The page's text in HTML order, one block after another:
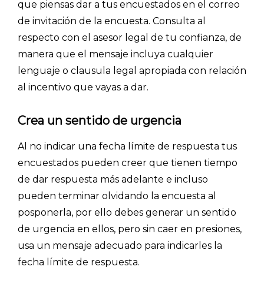
Explorar categorías:
- Consejos para tu encuesta
- Encuesta.com
que piensas dar a tus encuestados en el correo
de invitación de la encuesta. Consulta al
respecto con el asesor legal de tu confianza, de
manera que el mensaje incluya cualquier
lenguaje o clausula legal apropiada con relación
al incentivo que vayas a dar.
Crea un sentido de urgencia
Al no indicar una fecha límite de respuesta tus
encuestados pueden creer que tienen tiempo
de dar respuesta más adelante e incluso
pueden terminar olvidando la encuesta al
posponerla, por ello debes generar un sentido
de urgencia en ellos, pero sin caer en presiones,
usa un mensaje adecuado para indicarles la
fecha límite de respuesta.